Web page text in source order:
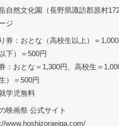
自然文化園（長野県諏訪郡原村
ジ
券：おとな（高校生以上）＝
下）＝500円
：おとな＝1,300円、高校生＝
）＝500円
学児無料
映画祭 公式サイト
www.hoshizoraeiga.com/